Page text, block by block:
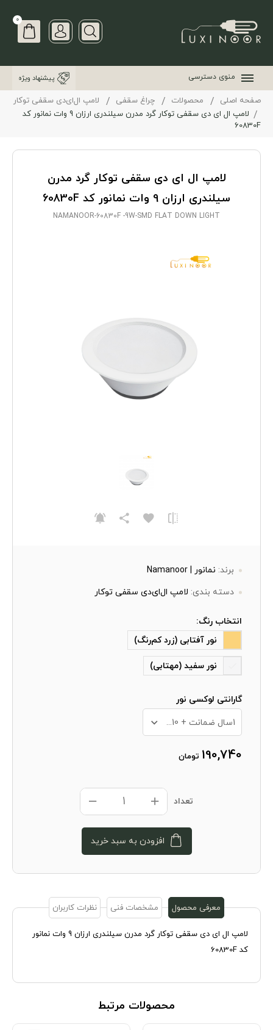
0
منوی دسترسی پیشنهاد ویژه
صفحه اصلی محصولات چراغ سقفی
لامپ ال‌ای‌دی سقفی توکار
لامپ ال ای دی سقفی توکار گرد مدرن سیلندری ارزان 9 وات نمانور کد
60830F
لامپ ال ای دی سقفی توکار گرد مدرن
سیلندری ارزان 9 وات نمانور کد 60830F
NAMANOOR-60830F -9W-SMD FLAT DOWN LIGHT
برند: نمانور | Namanoor
دسته بندی: لامپ ال‌ای‌دی سقفی توکار
انتخاب رنگ:
نور آفتابی (زرد کم‌رنگ)
نور سفید (مهتابی)
گارانتی لوکسی نور
1سال ضمانت + 10 سال خدمات پس از فروش
190,740 تومان
تعداد
افزودن به سبد خرید
معرفی محصول مشخصات فنی نظرات کاربران
لامپ ال ای دی سقفی توکار گرد مدرن سیلندری ارزان 9 وات نمانور
کد 60830F
محصولات مرتبط